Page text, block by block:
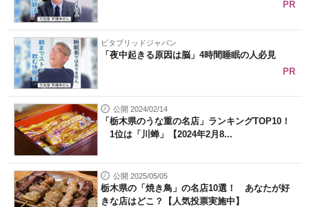
PR
ビタブリッドジャパン
「夜中起きる原因は脳」4時間睡眠の人必見
PR
公開 2024/02/14
「栃木県のうな重の名店」ランキングTOP10！
1位は「川蝉」【2024年2月8...
公開 2025/05/05
栃木県の「焼き鳥」の名店10選！ あなたが好
きな店はどこ？【人気投票実施中】